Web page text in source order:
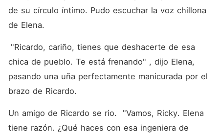
de su círculo íntimo. Pudo escuchar la voz chillona
de Elena.
chica de pueblo. Te está frenando" , dijo Elena,
pasando una uña perfectamente manicurada por el
brazo de Ricardo.
Un amigo de Ricardo se rio.  "Vamos, Ricky. Elena
tiene razón. ¿Qué haces con esa ingeniera de